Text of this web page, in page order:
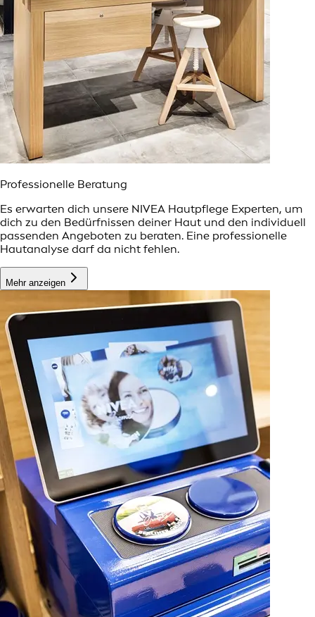
Professionelle Beratung
Es erwarten dich unsere NIVEA Hautpflege Experten, um
dich zu den Bedürfnissen deiner Haut und den individuell
passenden Angeboten zu beraten. Eine professionelle
Hautanalyse darf da nicht fehlen.
Mehr anzeigen